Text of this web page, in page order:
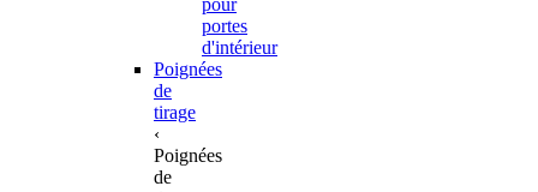
portes
d'intérieur
Poignées
de
tirage
‹
Poignées
de